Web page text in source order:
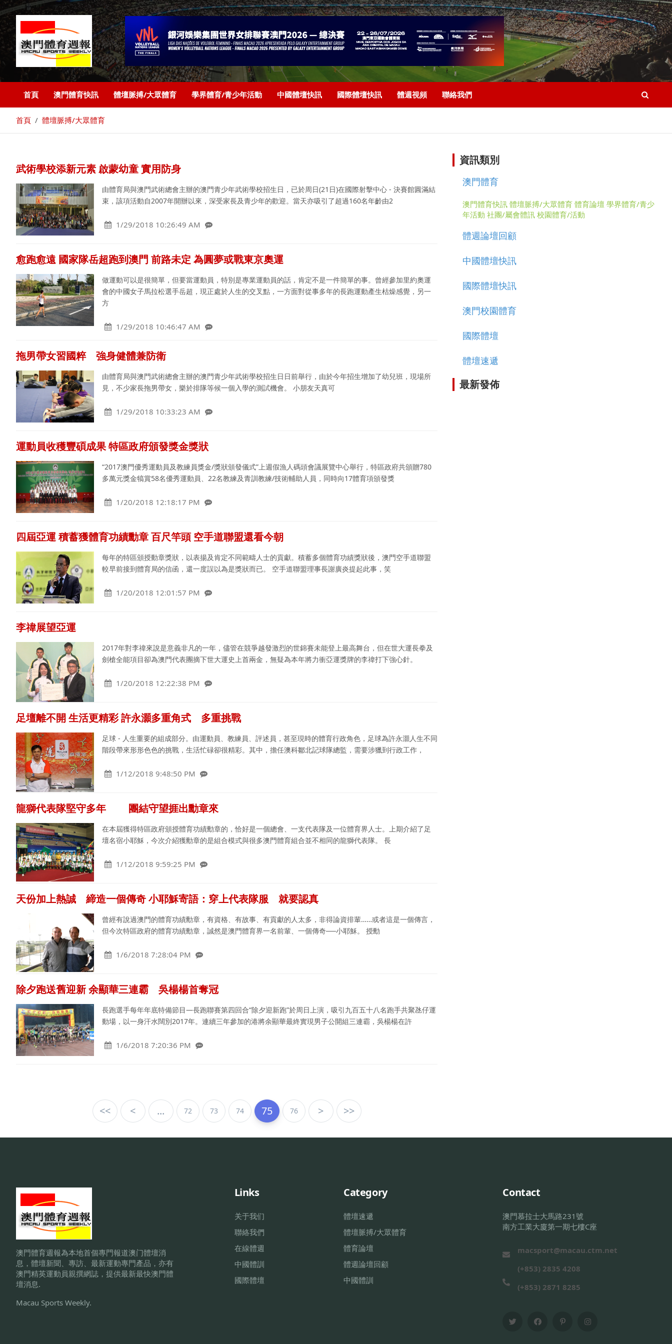
首頁 澳門體育快訊 體壇脈搏/大眾體育 學界體育/青少年活動 中國體壇快訊 國際體壇快訊 體週視頻 聯絡我們
首頁 體壇脈搏/大眾體育
武術學校添新元素 啟蒙幼童 實用防身
由體育局與澳門武術總會主辦的澳門青少年武術學校招生日，已於周日(21日)在國際射擊中心 - 決賽館圓滿結
束，該項活動自2007年開辦以來，深受家長及青少年的歡迎。當天亦吸引了超過160名年齡由2
1/29/2018 10:26:49 AM
愈跑愈遠 國家隊岳超跑到澳門 前路未定 為圓夢或戰東京奧運
做運動可以是很簡單，但要當運動員，特別是專業運動員的話，肯定不是一件簡單的事。曾經參加里約奧運
會的中國女子馬拉松選手岳超，現正處於人生的交叉點，一方面對從事多年的長跑運動產生枯燥感覺，另一
方
1/29/2018 10:46:47 AM
拖男帶女習國粹 強身健體兼防衛
由體育局與澳門武術總會主辦的澳門青少年武術學校招生日日前舉行，由於今年招生增加了幼兒班，現場所
見，不少家長拖男帶女，樂於排隊等候一個入學的測試機會。 小朋友天真可
1/29/2018 10:33:23 AM
運動員收穫豐碩成果 特區政府頒發獎金獎狀
“2017澳門優秀運動員及教練員獎金/獎狀頒發儀式”上週假漁人碼頭會議展覽中心舉行，特區政府共頒贈780
多萬元獎金犒賞58名優秀運動員、22名教練及青訓教練/技術輔助人員，同時向17體育項頒發獎
1/20/2018 12:18:17 PM
四屆亞運 積蓄獲體育功績勳章 百尺竿頭 空手道聯盟還看今朝
每年的特區頒授動章獎狀，以表揚及肯定不同範疇人士的貢獻。積蓄多個體育功績獎狀後，澳門空手道聯盟
較早前接到體育局的信函，還一度誤以為是獎狀而已。 空手道聯盟理事長謝廣炎提起此事，笑
1/20/2018 12:01:57 PM
李禕展望亞運
2017年對李禕來說是意義非凡的一年，儘管在競爭越發激烈的世錦賽未能登上最高舞台，但在世大運長拳及
劍槍全能項目卻為澳門代表團摘下世大運史上首兩金，無疑為本年將力衝亞運獎牌的李禕打下強心針。
1/20/2018 12:22:38 PM
足壇離不開 生活更精彩 許永灝多重角式 多重挑戰
足球 - 人生重要的組成部分。由運動員、教練員、評述員，甚至現時的體育行政角色，足球為許永灝人生不同
階段帶來形形色色的挑戰，生活忙碌卻很精彩。其中，擔任澳科鄒北記球隊總監，需要涉獵到行政工作，
1/12/2018 9:48:50 PM
龍獅代表隊堅守多年 團結守望捱出勳章來
在本屆獲得特區政府頒授體育功績勳章的，恰好是一個總會、一支代表隊及一位體育界人士。上期介紹了足
壇名宿小耶穌，今次介紹獲勳章的是組合模式與很多澳門體育組合並不相同的龍獅代表隊。 長
1/12/2018 9:59:25 PM
天份加上熱誠 締造一個傳奇 小耶穌寄語：穿上代表隊服 就要認真
曾經有說過澳門的體育功績勳章，有資格、有故事、有貢獻的人太多，非得論資排輩……或者這是一個傳言，
但今次特區政府的體育功績勳章，誠然是澳門體育界一名前輩、一個傳奇──小耶穌。 授勳
1/6/2018 7:28:04 PM
除夕跑送舊迎新 余顯華三連霸 吳楊楊首奪冠
長跑選手每年年底特備節目—長跑聯賽第四回合“除夕迎新跑”於周日上演，吸引九百五十八名跑手共聚氹仔運
動場，以一身汗水闊別2017年。連續三年參加的港將余顯華最終實現男子公開組三連霸，吳楊楊在許
1/6/2018 7:20:36 PM
<< < ... 72 73 74 75 76 > >>
資訊類別
澳門體育
澳門體育快訊 體壇脈搏/大眾體育 體育論壇 學界體育/青少
年活動 社團/屬會體訊 校園體育/活動
體週論壇回顧
中國體壇快訊
國際體壇快訊
澳門校園體育
國際體壇
體壇速遞
最新發佈
澳門體育週報為本地首個專門報道澳门體壇消
息，體壇新聞、專訪、最新運動專門產品，亦有
澳門精英運動員親撰網誌，提供最新最快澳門體
壇消息.
Macau Sports Weekly.
Links
关于我们
聯絡我們
在線體週
中國體訓
國際體壇
Category
體壇速遞
體壇脈搏/大眾體育
體育論壇
體週論壇回顧
中國體訓
Contact
澳門慕拉士大馬路231號
南方工業大廈第一期七樓C座
macsport@macau.ctm.net
(+853) 2835 4208
(+853) 2871 8285